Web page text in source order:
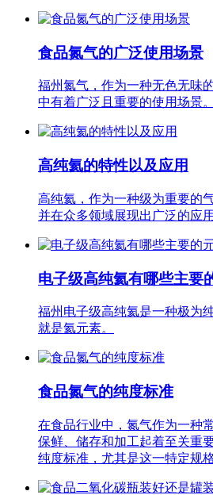
食品氮气的广泛使用场景
福州氮气，作为一种无色无味
中有着广泛且重要的使用场景。
高纯氦的特性以及应用
高纯氦，作为一种级为重要的
并在众多领域展现出广泛的应用
电子级高纯氦有哪些主要
福州电子级高纯氦是一种极为
就是氦元素。
食品氮气的纯度标准
在食品行业中，氮气作为一种
保鲜、储存和加工起着至关重
纯度标准，尤其是这一特定规